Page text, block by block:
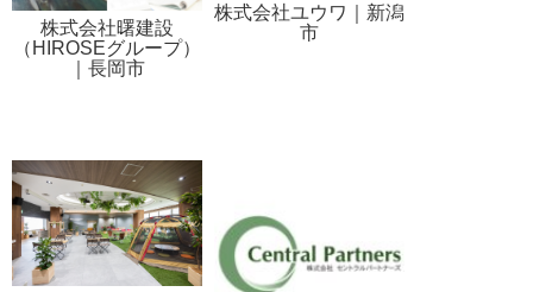
株式会社曙建設
（HIROSEグループ）
｜長岡市
株式会社ユウワ｜新潟
市